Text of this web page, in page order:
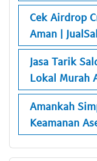
Cek Airdrop
Aman |
Jasa Tarik
Lokal Murah
Amankah
Keamanan